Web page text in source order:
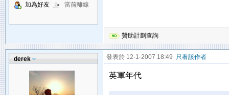
加為好友
當前離線
贊助計劃查詢
derek 發表於 12-1-2007 18:49 只看該作者
英軍年代